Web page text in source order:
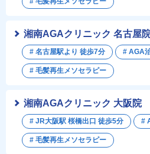
湘南AGAクリニック 大阪院
# JR大阪駅 桜橋出口 徒歩5分 #
# 毛髪再生メソセラピー
湘南AGAクリニック 名古屋
# 名古屋駅より 徒歩7分 # AGA
# 毛髪再生メソセラピー